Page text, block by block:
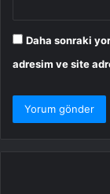
Daha sonraki
adresim ve site